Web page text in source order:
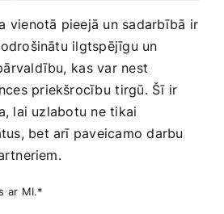
vienotā‍ pieejā un sadarbībā‍ ir
ilgtspējīgu un
kas var nest
priekšrocību ⁤tirgū. Šī ir
lai uzlabotu ne tikai
bet arī ‍paveicamo darbu​
⁢ar MI.*